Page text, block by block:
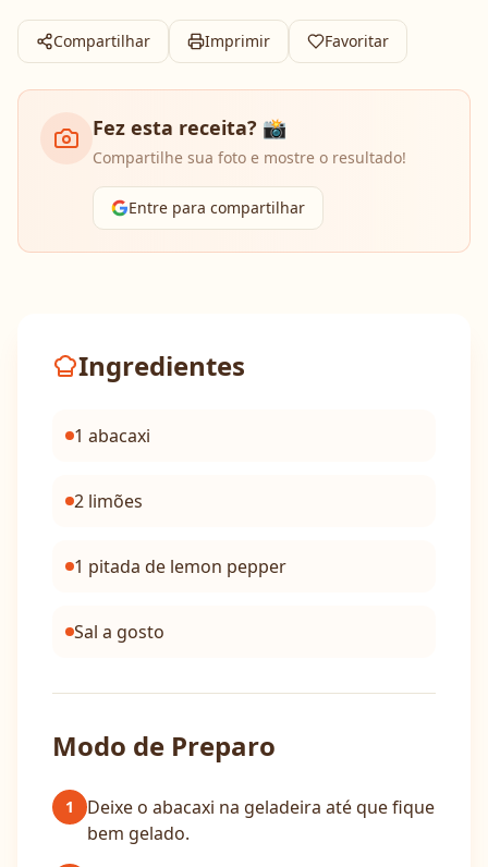
Compartilhar Imprimir Favoritar
Fez esta receita? 📸
Compartilhe sua foto e mostre o resultado!
Entre para compartilhar
Ingredientes
1 abacaxi
2 limões
1 pitada de lemon pepper
Sal a gosto
Modo de Preparo
1
Deixe o abacaxi na geladeira até que fique
bem gelado.